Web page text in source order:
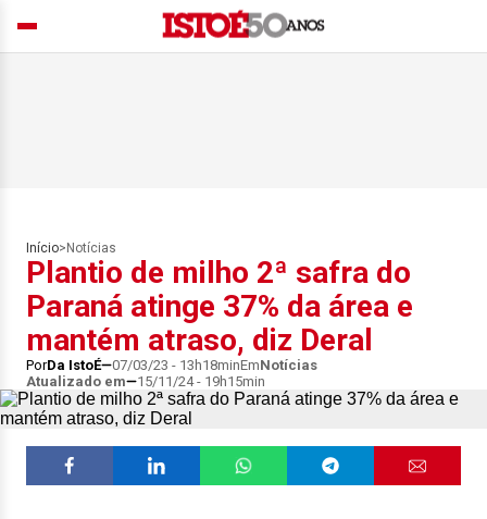
Início> Notícias
Plantio de milho 2ª safra do
Paraná atinge 37% da área e
mantém atraso, diz Deral
PorDa IstoÉ 07/03/23 - 13h18minEmNotícias
Atualizado em
15/11/24 - 19h15min